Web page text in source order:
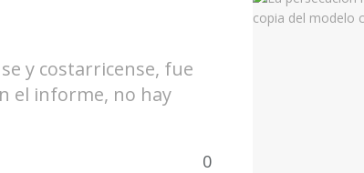
y costarricense, fue
el informe, no hay
0